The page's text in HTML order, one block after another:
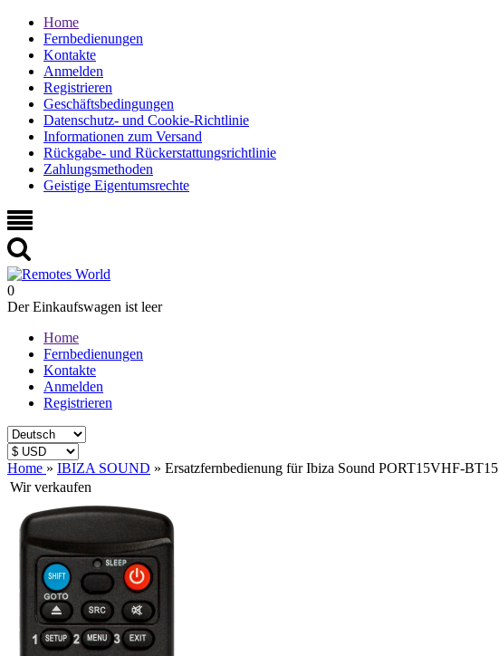
Home
Fernbedienungen
Kontakte
Anmelden
Registrieren
Geschäftsbedingungen
Datenschutz- und Cookie-Richtlinie
Informationen zum Versand
Rückgabe- und Rückerstattungsrichtlinie
Zahlungsmethoden
Geistige Eigentumsrechte
0
Der Einkaufswagen ist leer
Home
Fernbedienungen
Kontakte
Anmelden
Registrieren
Home » IBIZA SOUND » Ersatzfernbedienung für Ibiza Sound PORT15VHF-BT15
Wir verkaufen